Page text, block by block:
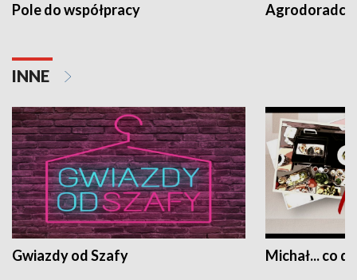
Pole do współpracy Agrodoradcy
INNE
Gwiazdy od Szafy Michał... co